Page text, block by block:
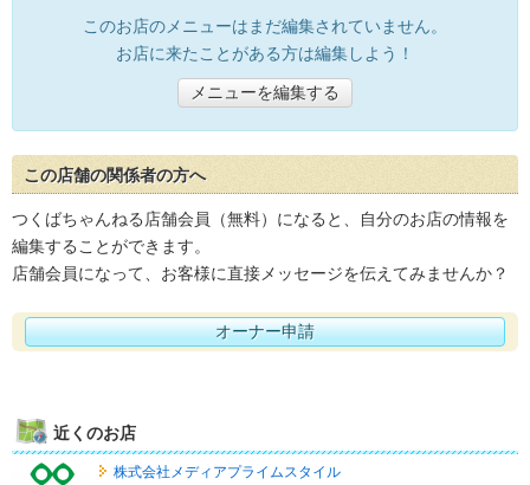
このお店のメニューはまだ編集されていません。
お店に来たことがある方は編集しよう！
メニューを編集する
この店舗の関係者の方へ
つくばちゃんねる店舗会員（無料）になると、自分のお店の情報を
編集することができます。
店舗会員になって、お客様に直接メッセージを伝えてみませんか？
オーナー申請
近くのお店
株式会社メディアプライムスタイル